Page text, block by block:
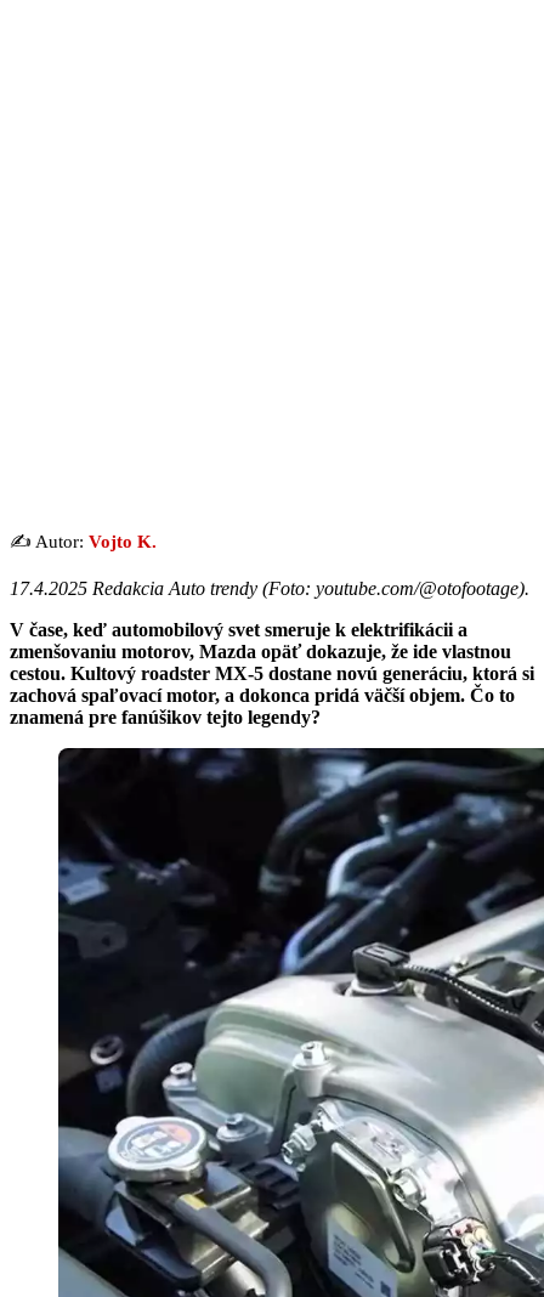
✍️ Autor: Vojto K.
17.4.2025 Redakcia Auto trendy (Foto: youtube.com/@otofootage).
V čase, keď automobilový svet smeruje k elektrifikácii a
zmenšovaniu motorov, Mazda opäť dokazuje, že ide vlastnou
cestou. Kultový roadster MX-5 dostane novú generáciu, ktorá si
zachová spaľovací motor, a dokonca pridá väčší objem. Čo to
znamená pre fanúšikov tejto legendy?